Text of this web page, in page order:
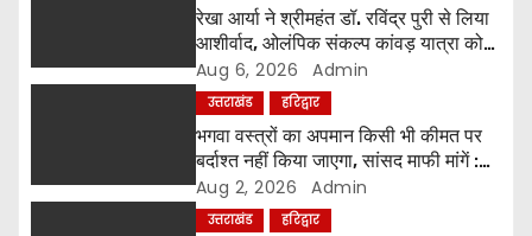
t
o
रेखा आर्या ने श्रीमहंत डॉ. रविंद्र पुरी से लिया
आशीर्वाद, ओलंपिक संकल्प कांवड़ यात्रा को
मिला संतों का समर्थन
Aug 6, 2026 Admin
उत्तराखंड हरिद्वार
भगवा वस्त्रों का अपमान किसी भी कीमत पर
बर्दाश्त नहीं किया जाएगा, सांसद माफी मांगें :
श्रीमहंत डॉ. रविंद्र पुरी महाराज
Aug 2, 2026 Admin
उत्तराखंड हरिद्वार